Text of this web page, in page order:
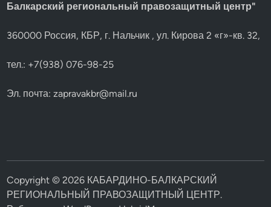
Балкарский региональный правозащитный центр"
360000 Россия, КБР, г. Нальчик , ул. Кирова 2 «г»-кв. 32,
тел.: +7(938) 076-98-25
Эл. почта:zapravakbr@mail.ru
Copyright © 2026 КАБАРДИНО-БАЛКАРСКИЙ
РЕГИОНАЛЬНЫЙ ПРАВОЗАЩИТНЫЙ ЦЕНТР.